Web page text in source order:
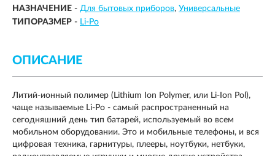
НАЗНАЧЕНИЕ - Для бытовых приборов Универсальные
ТИПОРАЗМЕР - Li-Po
ОПИСАНИЕ
Литий-ионный полимер (Lithium Ion Polymer, или Li-Ion Pol),
чаще называемые Li-Po - самый распространенный на
сегодняшний день тип батарей, используемый во всем
мобильном оборудовании. Это и мобильные телефоны, и вся
цифровая техника, гарнитуры, плееры, ноутбуки, нетбуки,